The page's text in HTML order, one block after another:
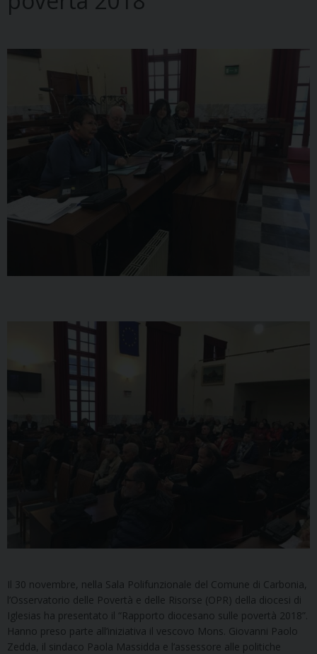
Il 30 novembre, nella Sala Polifunzionale del Comune di Carbonia,
l’Osservatorio delle Povertà e delle Risorse (OPR) della diocesi di
Iglesias ha presentato il “Rapporto diocesano sulle povertà 2018”.
Hanno preso parte all’iniziativa il vescovo Mons. Giovanni Paolo
Zedda, il sindaco Paola Massidda e l’assessore alle politiche